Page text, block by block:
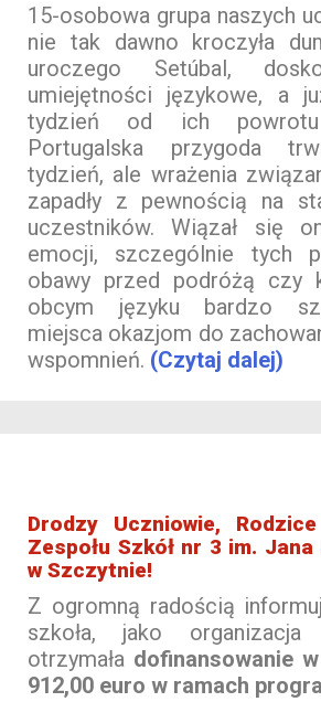
15-osobowa grupa naszych
nie tak dawno kroczyła
uroczego Setúbal,
umiejętności językowe, a
tydzień od ich
Portugalska przygoda
tydzień, ale wrażenia
zapadły z pewnością na
uczestników. Wiązał się
emocji, szczególnie tych
obawy przed podróżą czy
obcym języku bardzo
miejsca okazjom do
wspomnień. (Czytaj dalej)
Drodzy Uczniowie,
Zespołu Szkół nr 3 im.
w Szczytnie!
Z ogromną radością
szkoła, jako organizacja
otrzymała dofinansowanie
912,00 euro w ramach